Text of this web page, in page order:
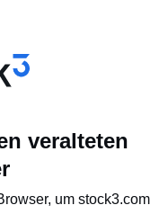
veralteten
um stock3.com